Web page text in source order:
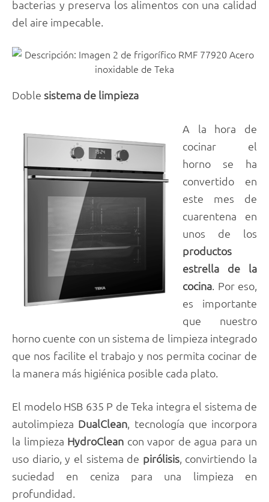
bacterias y preserva los alimentos con una calidad
del aire impecable.
Doble sistema de limpieza
A la hora de
cocinar el
horno se ha
convertido en
este mes de
cuarentena en
unos de los
productos
estrella de la
cocina . Por eso,
es importante
que nuestro
horno cuente con un sistema de limpieza integrado
que nos facilite el trabajo y nos permita cocinar de
la manera más higiénica posible cada plato.
El modelo HSB 635 P de Teka integra el sistema de
autolimpieza DualClean, tecnología que incorpora
la limpieza HydroClean con vapor de agua para un
uso diario, y el sistema de pirólisis, convirtiendo la
suciedad en ceniza para una limpieza en
profundidad.